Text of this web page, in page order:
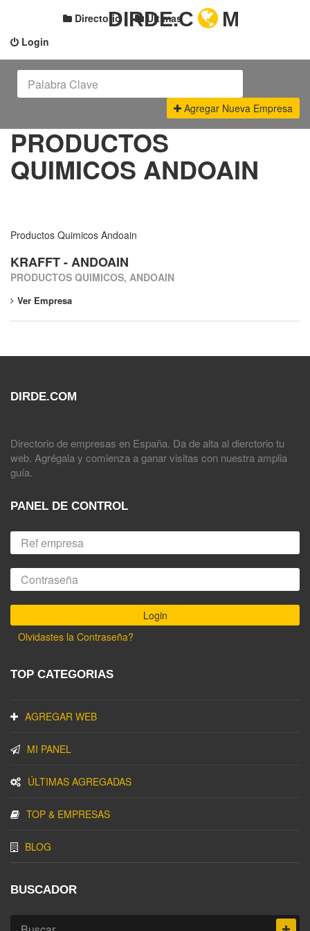
Login
Directorio Últimas
DIRDE.C M
Agregar Nueva Empresa
PRODUCTOS
QUIMICOS ANDOAIN
Productos Quimicos Andoain
KRAFFT - ANDOAIN
PRODUCTOS QUIMICOS, ANDOAIN
Ver Empresa
DIRDE.COM
Directorio de empresas en España. Da de alta al dierctorio tu
web. Agrégala y comienza a ganar visitas con nuestra amplia
guía.
PANEL DE CONTROL
Olvidastes la Contraseña?
TOP CATEGORIAS
AGREGAR WEB
MI PANEL
ÚLTIMAS AGREGADAS
TOP & EMPRESAS
BLOG
BUSCADOR